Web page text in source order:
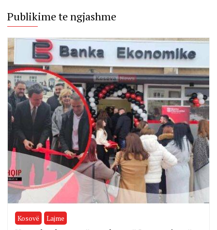
Publikime te ngjashme
Kosovë Lajme